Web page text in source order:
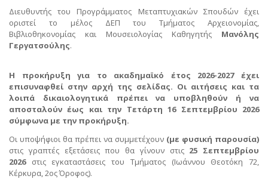
Διευθυντής του Προγράμματος Μεταπτυχιακών Σπουδών έχει
οριστεί το μέλος ΔΕΠ του Τμήματος Αρχειονομίας,
Βιβλιοθηκονομίας και Μουσειολογίας Καθηγητής Μανόλης
Γεργατσούλης.
H προκήρυξη για το ακαδημαϊκό έτος 2026-2027 έχει
επισυναφθεί στην αρχή της σελίδας. Οι αιτήσεις και τα
λοιπά δικαιολογητικά πρέπει να υποβληθούν ή να
αποσταλούν έως και την Τετάρτη 16 Σεπτεμβρίου 2026
σύμφωνα με την προκήρυξη.
Οι υποψήφιοι θα πρέπει να συμμετέχουν (με φυσική παρουσία)
στις γραπτές εξετάσεις που θα γίνουν στις 25 Σεπτεμβρίου
2026στις εγκαταστάσεις του Τμήματος (Ιωάννου Θεοτόκη 72,
Κέρκυρα, 2ος Όροφος).